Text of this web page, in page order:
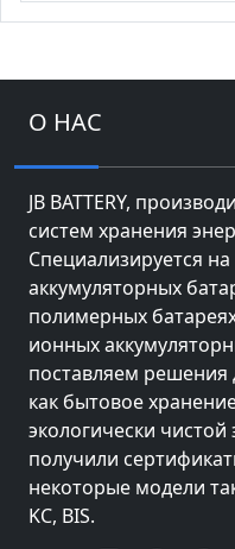
О НАС
JB BATTERY,
систем хранения
Специализируется
аккумуляторных
полимерных
ионных
поставляем решения
как бытовое
экологически
получили
некоторые модели
KC, BIS.